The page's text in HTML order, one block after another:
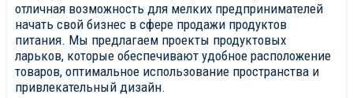
отличная возможность для мелких предпринимателей
начать свой бизнес в сфере продажи продуктов
питания. Мы предлагаем проекты продуктовых
ларьков, которые обеспечивают удобное расположение
товаров, оптимальное использование пространства и
привлекательный дизайн.